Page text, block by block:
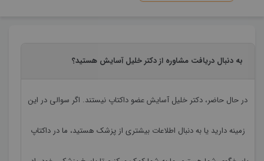
به دنبال دریافت مشاوره از دکتر خلیل آسایش هستید؟
در حال حاضر، دکتر خلیل آسایشعضو داکتاپ نیستند. اگر سوالی در این
زمینه دارید یا به دنبال اطلاعات بیشتری از پزشک هستید، ما در داکتاپ